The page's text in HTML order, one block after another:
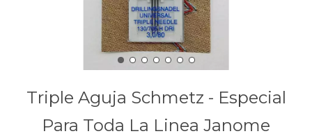
Triple Aguja Schmetz - Especial
Para Toda La Linea Janome